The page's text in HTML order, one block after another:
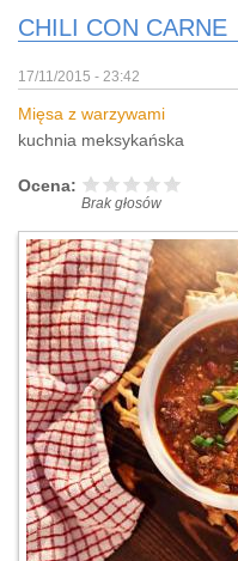
CHILI CON CARNE
17/11/2015 - 23:42
Mięsa z warzywami
kuchnia meksykańska
Ocena:
Brak głosów